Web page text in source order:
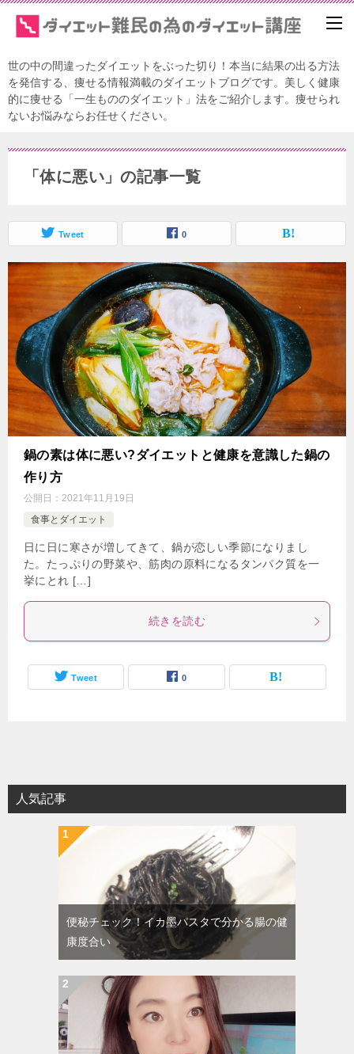
世の中の間違ったダイエットをぶった切り！本当に結果の出る方法
を発信する、痩せる情報満載のダイエットブログです。美しく健康
的に痩せる「一生もののダイエット」法をご紹介します。痩せられ
ないお悩みならお任せください。
「体に悪い」の記事一覧
Tweet 0
鍋の素は体に悪い?ダイエットと健康を意識した鍋の
作り方
公開日： 2021年11月19日
食事とダイエット
日に日に寒さが増してきて、鍋が恋しい季節になりまし
た。たっぷりの野菜や、筋肉の原料になるタンパク質を一
挙にとれ […]
続きを読む
Tweet 0
人気記事
便秘チェック！イカ墨パスタで分かる腸の健
康度合い